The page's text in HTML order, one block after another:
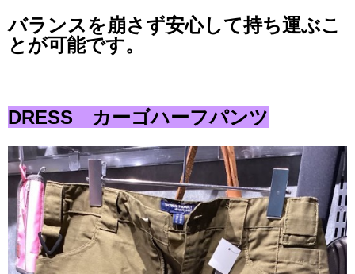
バランスを崩さず安心して持ち運ぶこ
とが可能です。
DRESS カーゴハーフパンツ